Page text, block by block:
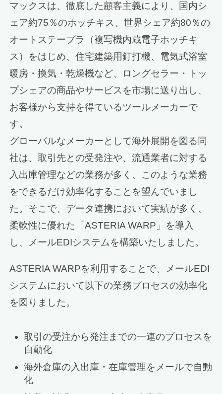
マックスは、徹底した顧客主義により、国内シ
ェア約75％のホッチキス、世界シェア約80％の
オートステープラ（複写機内蔵電子ホッチキ
ス）をはじめ、住宅建築用釘打機、電気式浴室
暖房・換気・乾燥機など、ロングセラー・トッ
プシェアの商品やサービスを市場に送り出し、
お客様から支持を得ているツールメーカーで
す。
グローバルなメーカーとして海外展開を図る同
社は、取引先との受発注や、流通業者に対する
入出庫管理などの業務が多く、このような業務
をできるだけ効率化することを望んでいまし
た。そこで、データ連携において実績が多く、
柔軟性に優れた「ASTERIA WARP」を導入
し、メールEDIシステムを構築いたしました。
ASTERIA WARPを利用することで、メールEDI
システムにおいて以下の業務プロセスの効率化
を図りました。
取引の受注から発注までの一連のプロセスを
自動化
海外倉庫の入出庫・在庫管理をメールで自動
化